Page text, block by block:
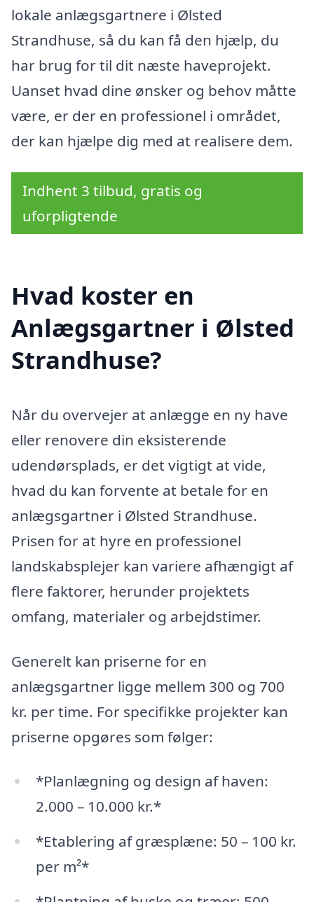
lokale anlægsgartnere i Ølsted
Strandhuse, så du kan få den hjælp, du
har brug for til dit næste haveprojekt.
Uanset hvad dine ønsker og behov måtte
være, er der en professionel i området,
der kan hjælpe dig med at realisere dem.
Indhent 3 tilbud, gratis og
uforpligtende
Hvad koster en
Anlægsgartner i Ølsted
Strandhuse?
Når du overvejer at anlægge en ny have
eller renovere din eksisterende
udendørsplads, er det vigtigt at vide,
hvad du kan forvente at betale for en
anlægsgartner i Ølsted Strandhuse.
Prisen for at hyre en professionel
landskabsplejer kan variere afhængigt af
flere faktorer, herunder projektets
omfang, materialer og arbejdstimer.
Generelt kan priserne for en
anlægsgartner ligge mellem 300 og 700
kr. per time. For specifikke projekter kan
priserne opgøres som følger:
*Planlægning og design af haven:
2.000 – 10.000 kr.*
*Etablering af græsplæne: 50 – 100 kr.
per m²*